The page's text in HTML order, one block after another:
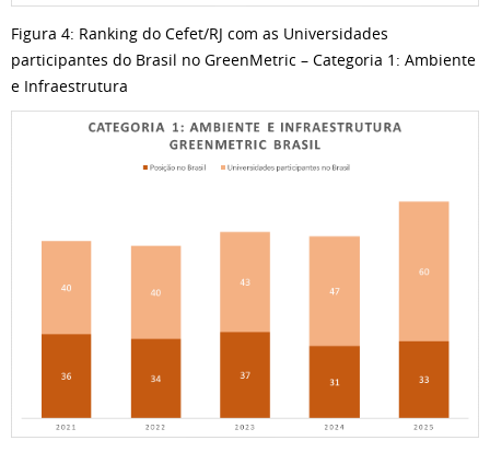
Figura 4: Ranking do Cefet/RJ com as Universidades
participantes do Brasil no GreenMetric – Categoria 1: Ambiente
e Infraestrutura